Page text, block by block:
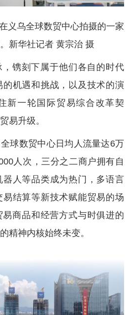
义乌全球数贸中心拍摄的一家
新华社记者 黄宗治 摄
镌刻下属于他们各自的时代
机遇和挑战，以及技术的演
新一轮国际贸易综合改革契
易升级。
球数贸中心日均人流量达6万
人次，三分之二商户拥有自
人等品类成为热门，多语言
结算等新技术赋能贸易的场
商品和经营方式与时俱进的
精神内核始终未变。